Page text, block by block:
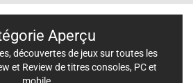
Aperçu
découvertes de jeux sur toutes les
et Review de titres consoles, PC et